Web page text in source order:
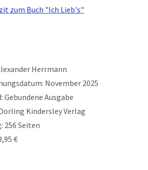
zum Buch "Ich Lieb's"
Herrmann
November 2025
Gebundene Ausgabe
Kindersley Verlag
256 Seiten
€